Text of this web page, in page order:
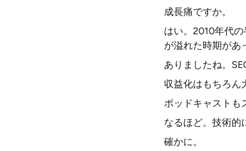
成長痛ですか。
はい。2010年代
が溢れた時期があ
ありましたね。
収益化はもちろん
ポッドキャストも
なるほど。技術的
確かに。